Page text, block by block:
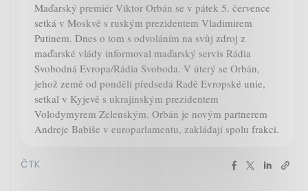
Maďarský premiér Viktor Orbán se v pátek 5. července
setká v Moskvě s ruským prezidentem Vladimirem
Putinem. Dnes o tom s odvoláním na svůj zdroj z
maďarské vlády informoval maďarský servis Rádia
Svobodná Evropa/Rádia Svoboda. V úterý se Orbán,
jehož země od pondělí předsedá Radě Evropské unie,
setkal v Kyjevě s ukrajinským prezidentem
Volodymyrem Zelenským. Orbán je novým partnerem
Andreje Babiše v europarlamentu, zakládají spolu frakci.
ČTK